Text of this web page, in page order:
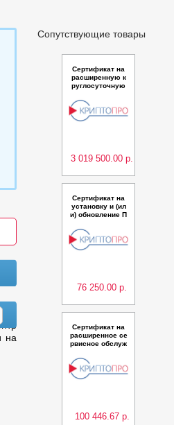
на
Сопутствующие товары
Сертификат на
расширенную к
руглосуточную
ддержку дополн
ительной компо
ненты "Сервис
3 019 500.00 р.
Сертификат на
установку и (ил
и) обновление П
ро Центр монито
ринга для Центр
а сертификации
76 250.00 р.
Сертификат на
расширенное се
рвисное обслуж
ной платформы
NGate 600 сроко
м на 1 год
100 446.67 р.